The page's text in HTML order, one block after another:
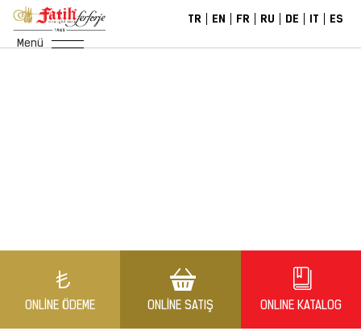
TR EN FR RU DE IT ES
Menü
ONLINE ÖDEME ONLINE SATIŞ ONLINE KATALOG